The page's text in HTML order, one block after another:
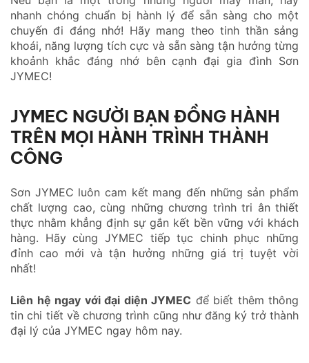
nhanh chóng chuẩn bị hành lý để sẵn sàng cho một
chuyến đi đáng nhớ! Hãy mang theo tinh thần sảng
khoái, năng lượng tích cực và sẵn sàng tận hưởng từng
khoảnh khắc đáng nhớ bên cạnh đại gia đình Sơn
JYMEC!
JYMEC NGƯỜI BẠN ĐỒNG HÀNH
TRÊN MỌI HÀNH TRÌNH THÀNH
CÔNG
Sơn JYMEC luôn cam kết mang đến những sản phẩm
chất lượng cao, cùng những chương trình tri ân thiết
thực nhằm khẳng định sự gắn kết bền vững với khách
hàng. Hãy cùng JYMEC tiếp tục chinh phục những
đỉnh cao mới và tận hưởng những giá trị tuyệt vời
nhất!
Liên hệ ngay với đại diện JYMEC để biết thêm thông
tin chi tiết về chương trình cũng như đăng ký trở thành
đại lý của JYMEC ngay hôm nay.